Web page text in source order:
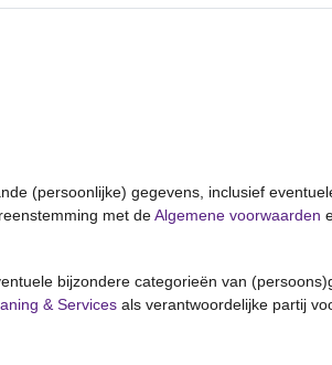
(persoonlijke) gegevens, inclusief
met deAlgemene voorwaarden
bijzondere categorieën van
& Services als verantwoordelijke partij